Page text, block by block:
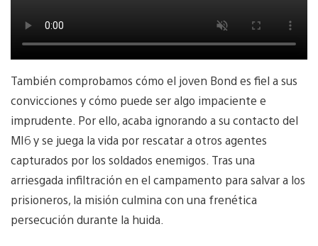
También comprobamos cómo el joven Bond es fiel a sus
convicciones y cómo puede ser algo impaciente e
imprudente. Por ello, acaba ignorando a su contacto del
MI6 y se juega la vida por rescatar a otros agentes
capturados por los soldados enemigos. Tras una
arriesgada infiltración en el campamento para salvar a los
prisioneros, la misión culmina con una frenética
persecución durante la huida.